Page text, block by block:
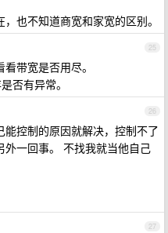
也不知道商宽和家宽的区别。
25
带宽是否用尽。
否有异常。
26
控制的原因就解决，控制不了
一回事。 不找我就当他自己
27